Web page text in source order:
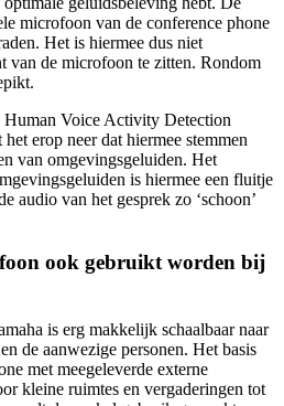
microfoon van de conference phone
Het is hiermee dus niet
van de microfoon te zitten. Rondom
Human Voice Activity Detection
erop neer dat hiermee stemmen
van omgevingsgeluiden. Het
is hiermee een fluitje
audio van het gesprek zo ‘schoon’
ook gebruikt worden bij
is erg makkelijk schaalbaar naar
de aanwezige personen. Het basis
met meegeleverde externe
kleine ruimtes en vergaderingen tot